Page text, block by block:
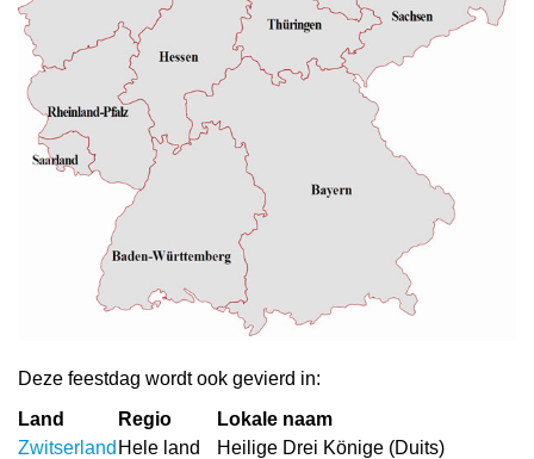
Deze feestdag wordt ook gevierd in:
Land
Regio
Lokale naam
Zwitserland Hele land
Heilige Drei Könige (Duits)